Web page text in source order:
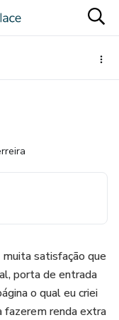
muita satisfação que
porta de entrada
o qual eu criei
fazerem renda extra